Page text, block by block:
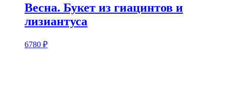
Весна. Букет из гиацинтов и
лизиантуса
6780 ₽